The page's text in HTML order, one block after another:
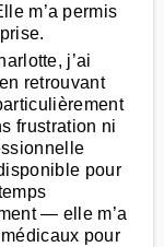
m’a permis
j’ai
retrouvant
frustration ni
pour
— elle m’a
pour